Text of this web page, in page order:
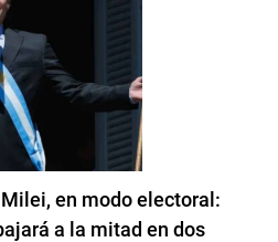
en modo electoral:
a la mitad en dos